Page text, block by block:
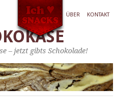
ÜBER KONTAKT
– jetzt gibts Schokolade!